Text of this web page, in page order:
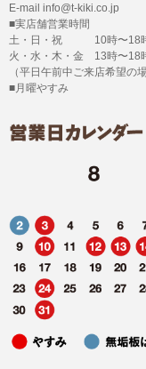
E-mail info@t-kiki.co.jp
■実店舗営業時間
土・日・祝 10時〜18
火・水・木・金 13時〜18
（平日午前中ご来店希望の
■月曜やすみ